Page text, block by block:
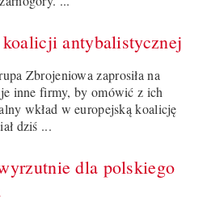
antybalistycznej
Zbrojeniowa zaprosiła na
inne firmy, by omówić z ich
wkład w europejską koalicję
dziś ...
dla polskiego